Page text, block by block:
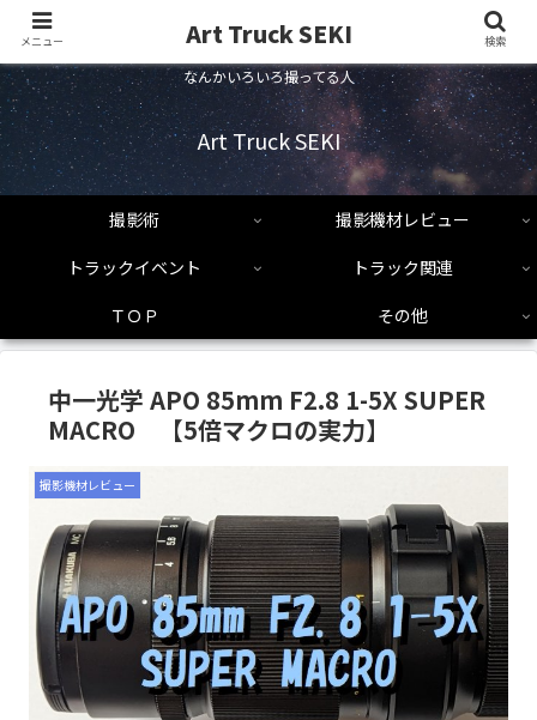
なんかいろいろ撮ってる人
Art Truck SEKI
撮影術
撮影機材レビュー
トラックイベント
トラック関連
ＴＯＰ
その他
中一光学 APO 85mm F2.8 1-5X SUPER
MACRO 【5倍マクロの実力】
撮影機材レビュー
メニュー Art Truck SEKI 検索